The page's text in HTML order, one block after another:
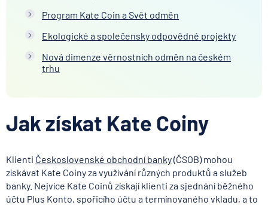
Program Kate Coin a Svět odměn
Ekologické a společensky odpovědné projekty
Nová dimenze věrnostních odměn na českém
trhu
Jak získat Kate Coiny
Klienti Československé obchodní banky(ČSOB) mohou
získávat Kate Coiny za využívání různých produktů a služeb
banky. Nejvíce Kate Coinů získají klienti za sjednání běžného
účtu Plus Konto, spořicího účtu a termínovaného vkladu, a to